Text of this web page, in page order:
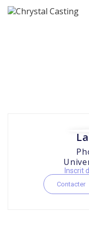
Inscrit
Contacter